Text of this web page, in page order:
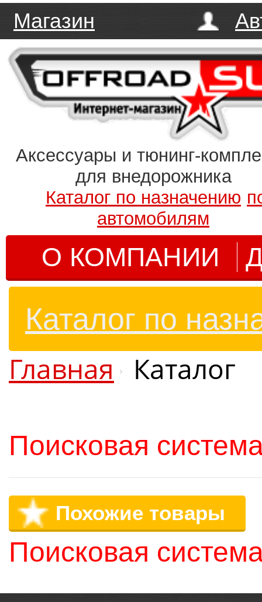
Магазин
Аксессуары и тюнинг-
для внедорожника
Каталог по назначению
автомобилям
О КОМПАНИИ
Каталог по
Главная Каталог
Поисковая
Похожие товары
Поисковая